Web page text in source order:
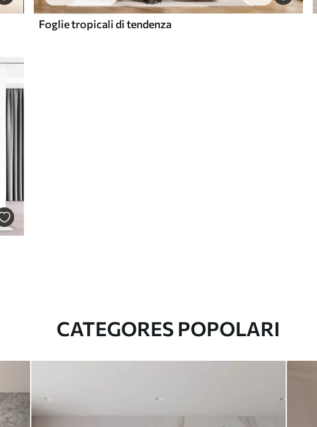
Foglie tropicali di tendenza
CATEGORES POPOLARI